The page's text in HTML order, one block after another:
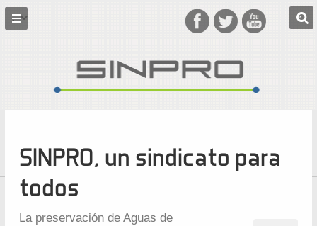
SINPRO, un sindicato para
todos
La preservación de Aguas de